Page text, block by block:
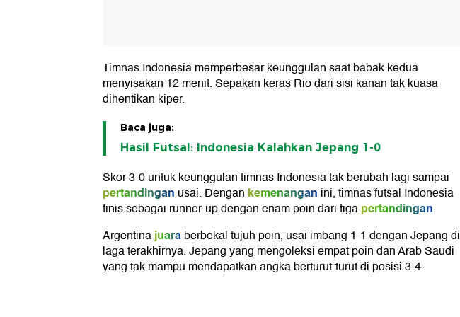
Timnas Indonesia memperbesar keunggulan saat babak kedua
menyisakan 12 menit. Sepakan keras Rio dari sisi kanan tak kuasa
dihentikan kiper.
Baca juga:
Hasil Futsal: Indonesia Kalahkan Jepang 1-0
Skor 3-0 untuk keunggulan timnas Indonesia tak berubah lagi sampai
pertandingan usai. Dengan kemenangan ini, timnas futsal Indonesia
finis sebagai runner-up dengan enam poin dari tigapertandingan.
Argentinajuaraberbekal tujuh poin, usai imbang 1-1 dengan Jepang di
laga terakhirnya. Jepang yang mengoleksi empat poin dan Arab Saudi
yang tak mampu mendapatkan angka berturut-turut di posisi 3-4.